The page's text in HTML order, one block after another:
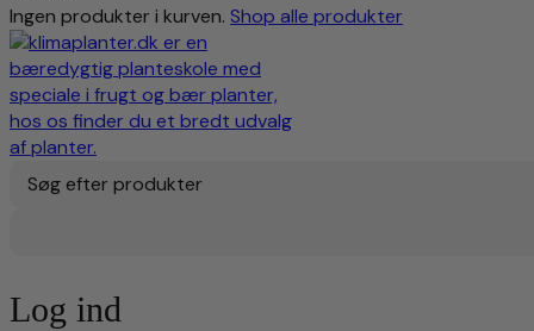
Ingen produkter i kurven. Shop alle produkter
Søg efter produkter
Log ind